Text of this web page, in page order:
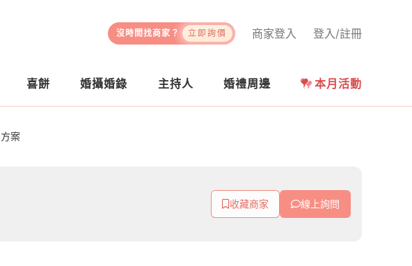
登入/註冊
商家登入
沒時間找商家？ 立即詢價
喜餅 婚攝婚錄 主持人 婚禮周邊 本月活動
案
收藏商家 線上詢問